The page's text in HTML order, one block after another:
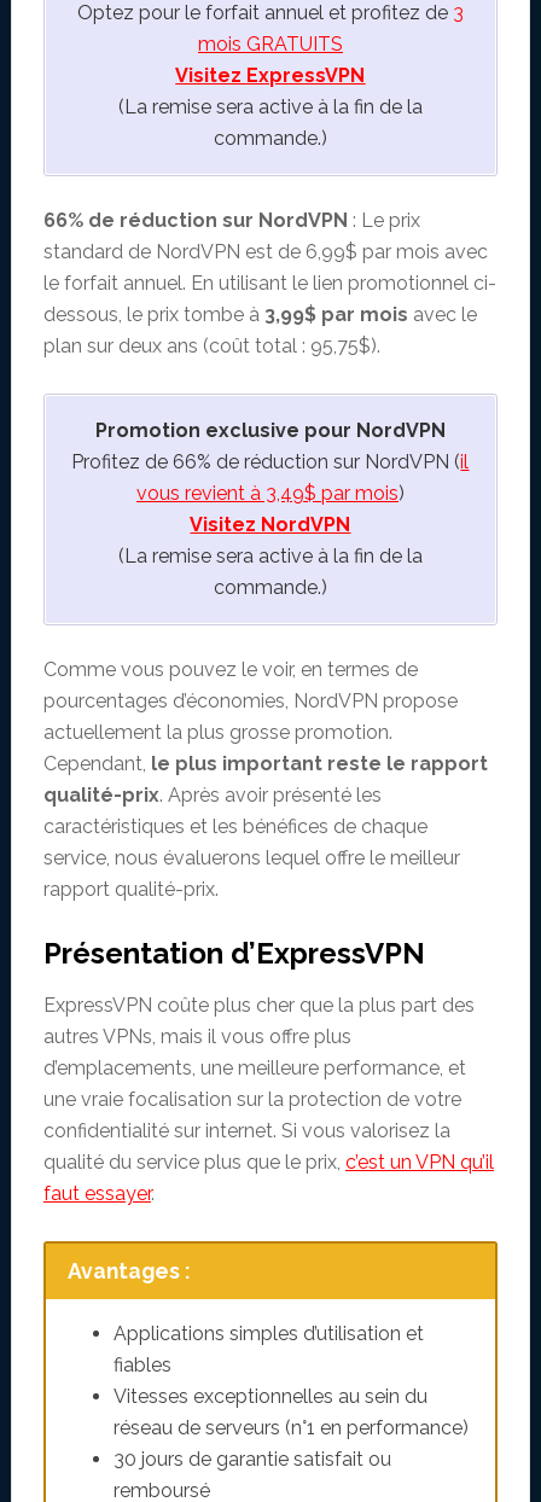
Optez pour le forfait annuel et profitez de 3
mois GRATUITS
Visitez ExpressVPN
(La remise sera active à la fin de la
commande.)
66% de réduction sur NordVPN : Le prix
standard de NordVPN est de 6,99$ par mois avec
le forfait annuel. En utilisant le lien promotionnel ci-
dessous, le prix tombe à 3,99$ par mois avec le
plan sur deux ans (coût total : 95,75$).
Promotion exclusive pour NordVPN
Profitez de 66% de réduction sur NordVPN (il
vous revient à 3,49$ par mois)
Visitez NordVPN
(La remise sera active à la fin de la
commande.)
Comme vous pouvez le voir, en termes de
pourcentages d’économies, NordVPN propose
actuellement la plus grosse promotion.
Cependant, le plus important reste le rapport
qualité-prix. Après avoir présenté les
caractéristiques et les bénéfices de chaque
service, nous évaluerons lequel offre le meilleur
rapport qualité-prix.
Présentation d’ExpressVPN
ExpressVPN coûte plus cher que la plus part des
autres VPNs, mais il vous offre plus
d’emplacements, une meilleure performance, et
une vraie focalisation sur la protection de votre
confidentialité sur internet. Si vous valorisez la
qualité du service plus que le prix, c’est un VPN qu’il
faut essayer.
Avantages :
Applications simples d’utilisation et
fiables
Vitesses exceptionnelles au sein du
réseau de serveurs (n°1 en performance)
30 jours de garantie satisfait ou
remboursé